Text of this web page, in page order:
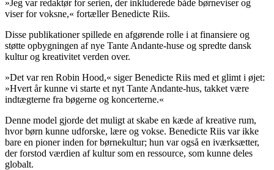
»Jeg var redaktør for serien, der inkluderede både børneviser og
viser for voksne,« fortæller Benedicte Riis.
Disse publikationer spillede en afgørende rolle i at finansiere og
støtte opbygningen af nye Tante Andante-huse og spredte dansk
kultur og kreativitet verden over.
»Det var ren Robin Hood,« siger Benedicte Riis med et glimt i øjet:
»Hvert år kunne vi starte et nyt Tante Andante-hus, takket være
indtægterne fra bøgerne og koncerterne.«
Denne model gjorde det muligt at skabe en kæde af kreative rum,
hvor børn kunne udforske, lære og vokse. Benedicte Riis var ikke
bare en pioner inden for børnekultur; hun var også en iværksætter,
der forstod værdien af kultur som en ressource, som kunne deles
globalt.